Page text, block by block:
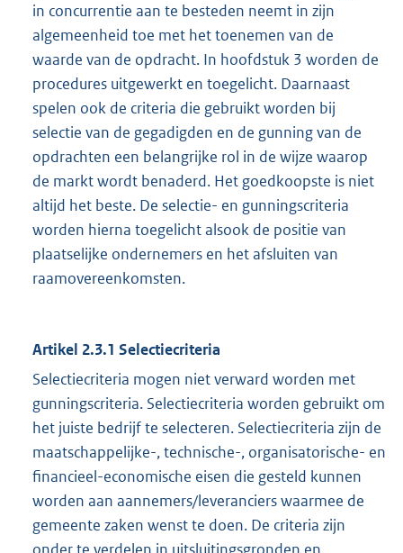
in concurrentie aan te besteden neemt in zijn
algemeenheid toe met het toenemen van de
waarde van de opdracht. In hoofdstuk 3 worden de
procedures uitgewerkt en toegelicht. Daarnaast
spelen ook de criteria die gebruikt worden bij
selectie van de gegadigden en de gunning van de
opdrachten een belangrijke rol in de wijze waarop
de markt wordt benaderd. Het goedkoopste is niet
altijd het beste. De selectie- en gunningscriteria
worden hierna toegelicht alsook de positie van
plaatselijke ondernemers en het afsluiten van
raamovereenkomsten.
Artikel 2.3.1 Selectiecriteria
Selectiecriteria mogen niet verward worden met
gunningscriteria. Selectiecriteria worden gebruikt om
het juiste bedrijf te selecteren. Selectiecriteria zijn de
maatschappelijke-, technische-, organisatorische- en
financieel-economische eisen die gesteld kunnen
worden aan aannemers/leveranciers waarmee de
gemeente zaken wenst te doen. De criteria zijn